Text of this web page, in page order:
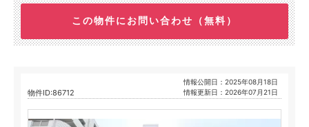
この物件にお問い合わせ（無料）
物件ID:86712
情報公開日：2025年08月18日
情報更新日：2026年07月21日